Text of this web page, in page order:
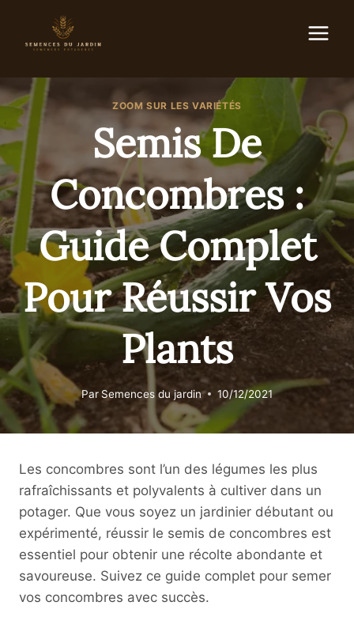
contenu
ZOOM SUR LES VARIÉTÉS
Semis De
Concombres :
Guide Complet
Pour Réussir Vos
Plants
ParSemences du jardin 10/12/2021
Les concombres sont l’un des légumes les plus
rafraîchissants et polyvalents à cultiver dans un
potager. Que vous soyez un jardinier débutant ou
expérimenté, réussir le semis de concombres est
essentiel pour obtenir une récolte abondante et
savoureuse. Suivez ce guide complet pour semer
vos concombres avec succès.